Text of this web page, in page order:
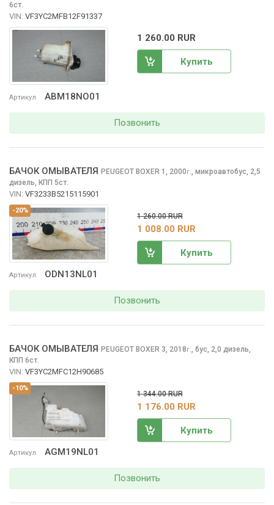
Артикул ABM18NO01
6ст.
VIN: VF3YC2MFB12F91337
1 260.00 RUR
Купить
Позвонить
-20%
Артикул ODN13NL01
БАЧОК ОМЫВАТЕЛЯ PEUGEOT BOXER 1, 2000г., микроавтобус, 2,5
дизель, КПП 5ст.
VIN: VF3233B5215115901
1 260.00 RUR
1 008.00 RUR
Купить
Позвонить
-10%
Артикул AGM19NL01
БАЧОК ОМЫВАТЕЛЯ PEUGEOT BOXER 3, 2018г., бус, 2,0 дизель,
КПП 6ст.
VIN: VF3YC2MFC12H90685
1 344.00 RUR
1 176.00 RUR
Купить
Позвонить